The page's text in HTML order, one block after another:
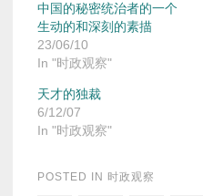
中国的秘密统治者的一个
生动的和深刻的素描
23/06/10
In "时政观察"
天才的独裁
6/12/07
In "时政观察"
POSTED IN 时政观察